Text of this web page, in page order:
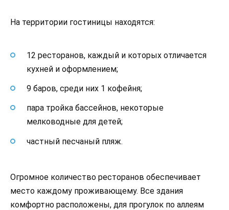
На территории гостиницы находятся:
12 ресторанов, каждый и которых отличается
кухней и оформлением;
9 баров, среди них 1 кофейня;
пара тройка бассейнов, некоторые
мелководные для детей;
частный песчаный пляж.
Огромное количество ресторанов обеспечивает
место каждому проживающему. Все здания
комфортно расположены, для прогулок по аллеям